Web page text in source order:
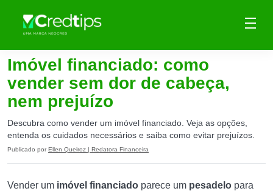
Imóvel financiado: como
vender sem dor de cabeça,
nem prejuízo
Descubra como vender um imóvel financiado. Veja as opções,
entenda os cuidados necessários e saiba como evitar prejuízos.
Publicado por Ellen Queiroz | Redatora Financeira
Vender um imóvel financiado parece um pesadelo para